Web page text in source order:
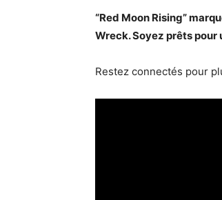
“Red Moon Rising”
Wreck. Soyez prêts
Restez connectés pour